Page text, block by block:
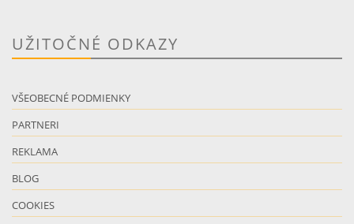
UŽITOČNÉ ODKAZY
VŠEOBECNÉ PODMIENKY
PARTNERI
REKLAMA
BLOG
COOKIES